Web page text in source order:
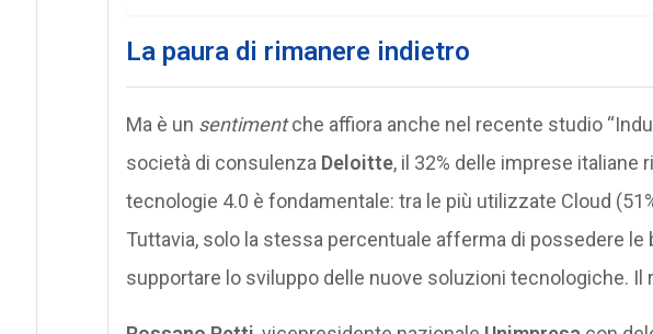
La paura di rimanere indietro
Ma è un sentimentche affiora anche nel recente studio
società di consulenza Deloitte, il 32% delle imprese italiane
tecnologie 4.0 è fondamentale: tra le più utilizzate Cloud
Tuttavia, solo la stessa percentuale afferma di possedere
supportare lo sviluppo delle nuove soluzioni tecnologiche. Il